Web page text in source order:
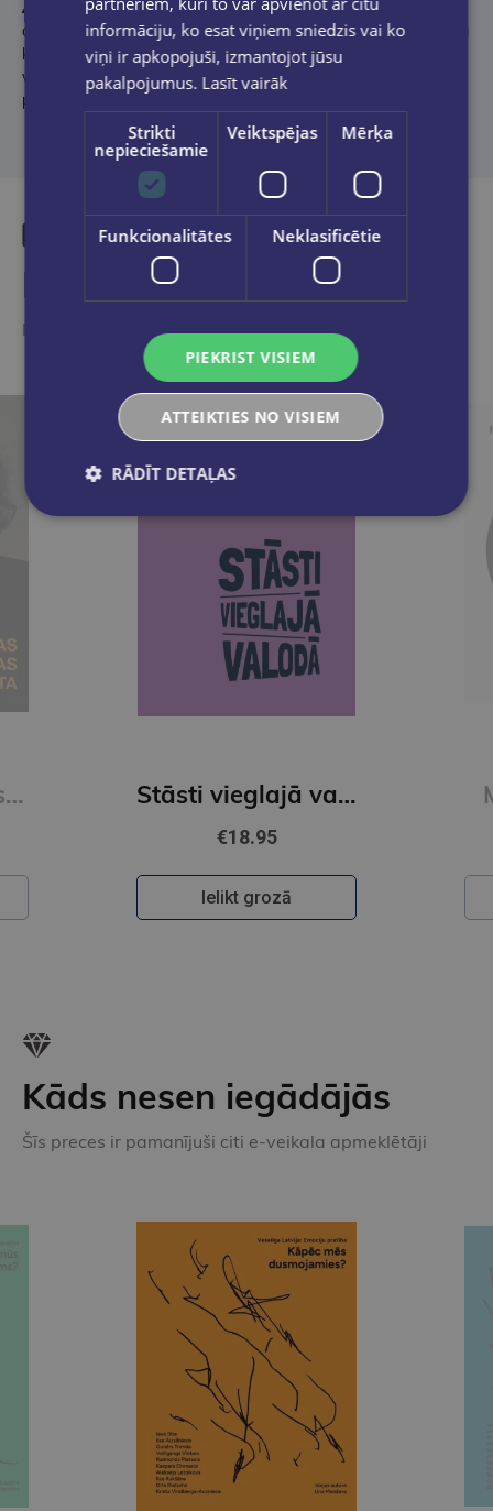
Aidis Tomsonsir pieredzes bagāts un daudzus profesionālos
apbalvojumus saņēmis Latvijas žurnālists, Triju Zvaigžņu ordeņa
komandieris. Latvijas medijos strādā kopš 1991. gada. Šobrīd
vada Latvijas Radio raidījumus “Krustpunktā” un “Divas
puslodes”.
Līdzīgas preces
Ieskaties, varbūt noder
Franas Lībovicas lasāmgrāmata Stāsti vieglajā valodā 3. grāmata
€18.95
Ielikt grozā
Kāds nesen iegādājās
Šīs preces ir pamanījuši citi e-veikala apmeklētāji
informāciju, ko esat viņiem sniedzis vai ko
viņi ir apkopojuši, izmantojot jūsu
pakalpojumus. Lasīt vairāk
Strikti
nepieciešamie
Veiktspējas Mērķa
Funkcionalitātes Neklasificētie
PIEKRIST VISIEM
ATTEIKTIES NO VISIEM
RĀDĪT DETAĻAS